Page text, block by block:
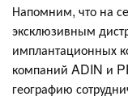
Напомним, что на
эксклюзивным
имплантационных
компаний ADIN и
географию